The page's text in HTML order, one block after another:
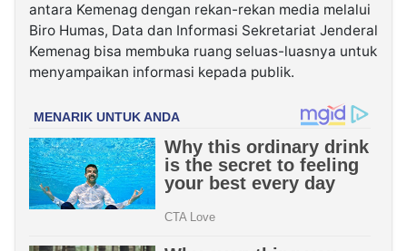
antara Kemenag dengan rekan-rekan media melalui
Biro Humas, Data dan Informasi Sekretariat Jenderal
Kemenag bisa membuka ruang seluas-luasnya untuk
menyampaikan informasi kepada publik.